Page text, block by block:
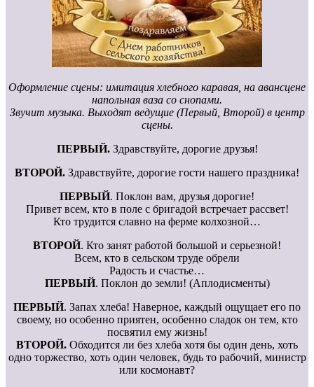
Оформление сцены: имитация хлебного каравая, на авансцене
напольная ваза со снопами.
Звучит музыка. Выходят ведущие (Первый, Второй) в центр
сцены.
ПЕРВЫЙ.Здравствуйте, дорогие друзья!
ВТОРОЙ. Здравствуйте, дорогие гости нашего праздника!
ПЕРВЫЙ. Поклон вам, друзья дорогие!
Привет всем, кто в поле с бригадой встречает рассвет!
Кто трудится славно на ферме колхозной…
ВТОРОЙ. Кто занят работой большой и серьезной!
Всем, кто в сельском труде обрели
Радость и счастье…
ПЕРВЫЙ. Поклон до земли! (Аплодисменты)
ПЕРВЫЙ. Запах хлеба! Наверное, каждый ощущает его по
своему, но особенно приятен, особенно сладок он тем, кто
посвятил ему жизнь!
ВТОРОЙ. Обходится ли без хлеба хотя бы один день, хоть
одно торжество, хоть один человек, будь то рабочий, министр
или космонавт?